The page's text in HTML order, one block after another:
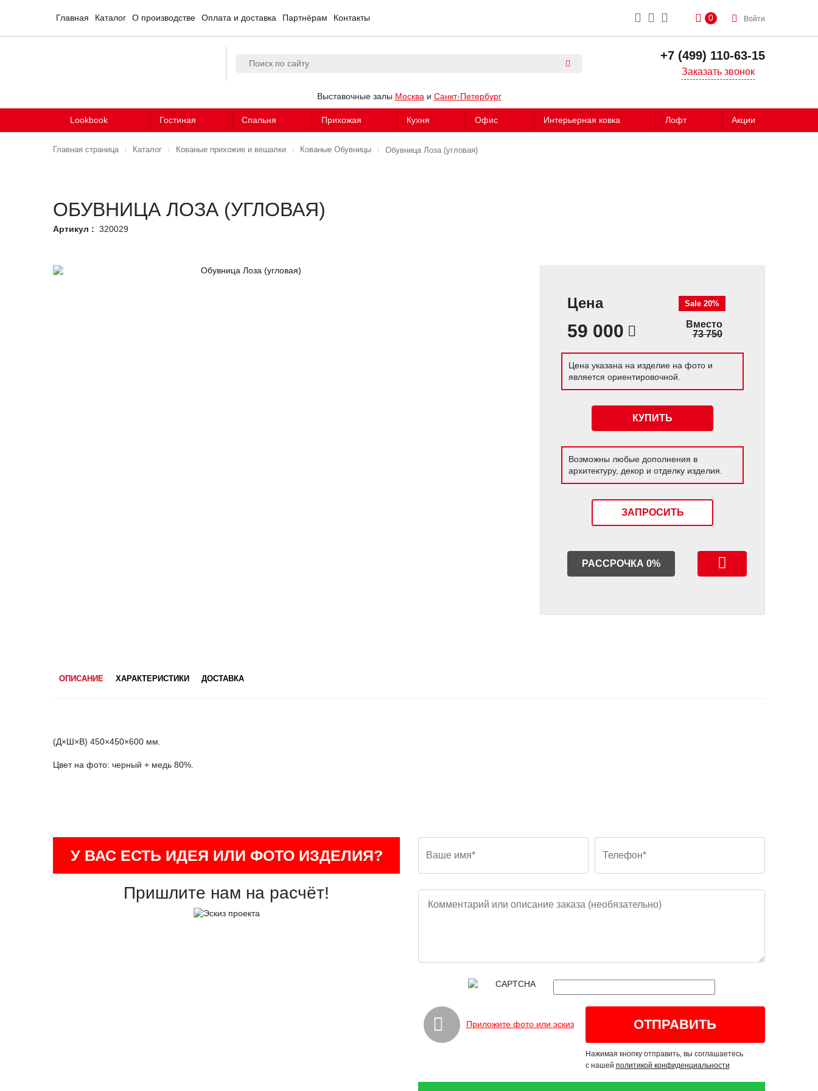
Главная Каталог О производстве Оплата и доставка Партнёрам Контакты 0 Войти
+7 (499) 110-63-15
Заказать звонок
Выставочные залы Москва и Санкт-Петербург
Lookbook Гостиная Спальня Прихожая Кухня Офис Интерьерная ковка Лофт Акции
Главная страница Каталог Кованые прихожие и вешалки Кованые Обувницы Обувница Лоза (угловая)
ОБУВНИЦА ЛОЗА (УГЛОВАЯ)
Артикул : 320029
Цена
59 000
Sale 20%
Вместо
73 750
Цена указана на изделие на фото и
является ориентировочной.
КУПИТЬ
Возможны любые дополнения в
архитектуру, декор и отделку изделия.
ЗАПРОСИТЬ
РАССРОЧКА 0%
ОПИСАНИЕ ХАРАКТЕРИСТИКИ ДОСТАВКА
(Д×Ш×В) 450×450×600 мм.
Цвет на фото: черный + медь 80%.
У ВАС ЕСТЬ ИДЕЯ ИЛИ ФОТО ИЗДЕЛИЯ?
Пришлите нам на расчёт!
Приложите фото или эскиз
Нажимая кнопку отправить, вы соглашаетесь
с нашей политикой конфиденциальности